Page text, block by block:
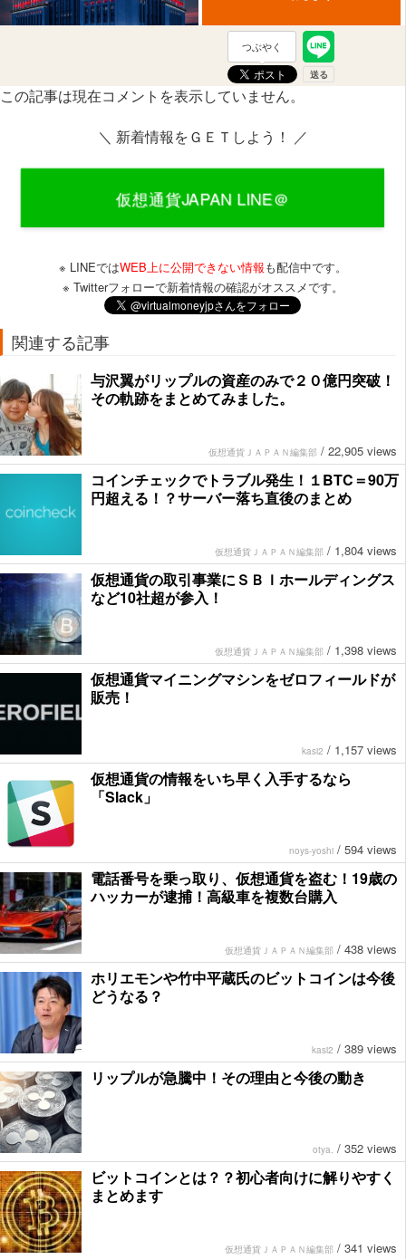
つぶやく
この記事は現在コメントを表示していません。
＼ 新着情報をＧＥＴしよう！ ／
※ LINEではWEB上に公開できない情報も配信中です。
※ Twitterフォローで新着情報の確認がオススメです。
関連する記事
与沢翼がリップルの資産のみで２０億円突破！
その軌跡をまとめてみました。
仮想通貨ＪＡＰＡＮ編集部 / 22,905 views
コインチェックでトラブル発生！１BTC＝90万
円超える！？サーバー落ち直後のまとめ
仮想通貨ＪＡＰＡＮ編集部 / 1,804 views
仮想通貨の取引事業にＳＢＩホールディングス
など10社超が参入！
仮想通貨ＪＡＰＡＮ編集部 / 1,398 views
仮想通貨マイニングマシンをゼロフィールドが
販売！
kasi2 / 1,157 views
仮想通貨の情報をいち早く入手するなら
「Slack」
noys-yoshi / 594 views
電話番号を乗っ取り、仮想通貨を盗む！19歳の
ハッカーが逮捕！高級車を複数台購入
仮想通貨ＪＡＰＡＮ編集部 / 438 views
ホリエモンや竹中平蔵氏のビットコインは今後
どうなる？
kasi2 / 389 views
リップルが急騰中！その理由と今後の動き
otya. / 352 views
ビットコインとは？？初心者向けに解りやすく
まとめます
仮想通貨ＪＡＰＡＮ編集部 / 341 views